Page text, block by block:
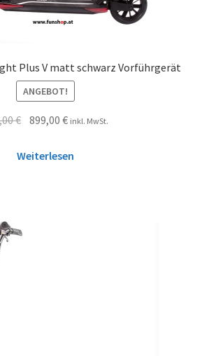
Plus V matt schwarz Vorführgerät
ANGEBOT!
€ 899,00€ inkl. MwSt.
Weiterlesen